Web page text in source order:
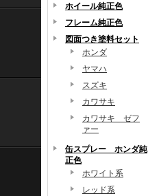
ホイール純正色
フレーム純正色
図面つき塗料セット
ホンダ
ヤマハ
スズキ
カワサキ
カワサキ ゼフ
ァー
缶スプレー ホンダ純
正色
ホワイト系
レッド系